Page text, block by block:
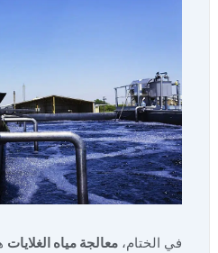
في الختام، معالجة مياه الغلايات